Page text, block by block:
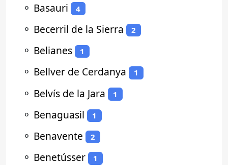
⚬ Basauri 4
⚬ Becerril de la Sierra 2
⚬ Belianes 1
⚬ Bellver de Cerdanya 1
⚬ Belvís de la Jara 1
⚬ Benaguasil 1
⚬ Benavente 2
⚬ Benetússer 1